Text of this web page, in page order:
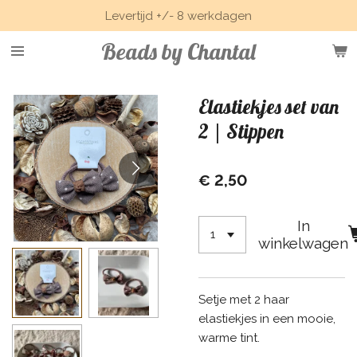
direct
naar
hoofdinhoud
Beads by Chantal
Levertijd +/- 8 werkdagen
Elastiekjes set van
2 | Stippen
€ 2,50
In
winkelwagen
Setje met 2 haar
elastiekjes in een mooie,
warme tint.